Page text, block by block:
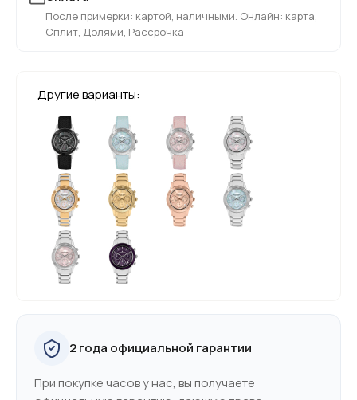
После примерки: картой, наличными. Онлайн: карта,
Сплит, Долями, Рассрочка
Другие варианты:
2 года официальной гарантии
При покупке часов у нас, вы получаете